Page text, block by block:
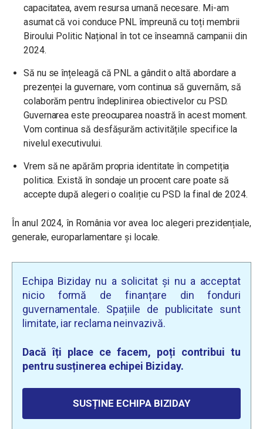
capacitatea, avem resursa umană necesare. Mi-am
asumat că voi conduce PNL împreună cu toți membrii
Biroului Politic Național în tot ce înseamnă campanii din
2024.
Să nu se înțeleagă că PNL a gândit o altă abordare a
prezenței la guvernare, vom continua să guvernăm, să
colaborăm pentru îndeplinirea obiectivelor cu PSD.
Guvernarea este preocuparea noastră în acest moment.
Vom continua să desfășurăm activitățile specifice la
nivelul executivului.
Vrem să ne apărăm propria identitate în competiția
politica. Există în sondaje un procent care poate să
accepte după alegeri o coaliție cu PSD la final de 2024.
În anul 2024, în România vor avea loc alegeri prezidențiale,
generale, europarlamentare și locale.
Echipa Biziday nu a solicitat și nu a acceptat
nicio formă de finanțare din fonduri
guvernamentale. Spațiile de publicitate sunt
limitate, iar reclama neinvazivă.
Dacă îți place ce facem, poți contribui tu
pentru susținerea echipei Biziday.
SUSȚINE ECHIPA BIZIDAY